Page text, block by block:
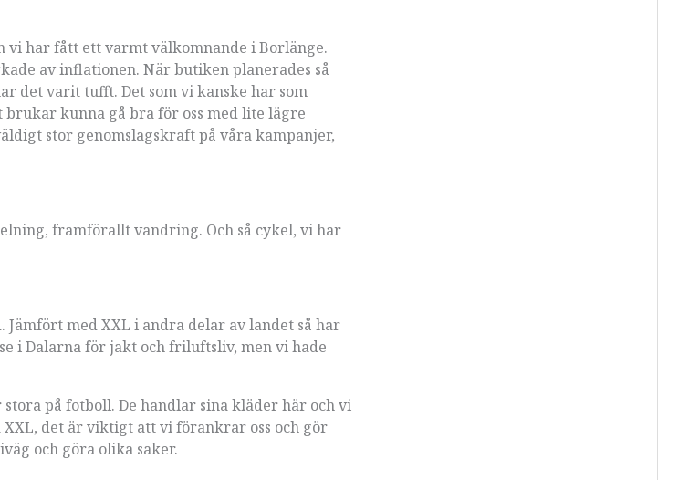
vi har fått ett varmt välkomnande i Borlänge.
av inflationen. När butiken planerades så
det varit tufft. Det som vi kanske har som
kunna gå bra för oss med lite lägre
stor genomslagskraft på våra kampanjer,
framförallt vandring. Och så cykel, vi har
med XXL i andra delar av landet så har
i Dalarna för jakt och friluftsliv, men vi hade
på fotboll. De handlar sina kläder här och vi
det är viktigt att vi förankrar oss och gör
och göra olika saker.